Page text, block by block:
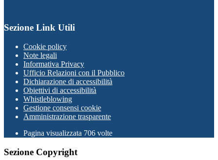
Sezione Link Utili
Cookie policy
Note legali
Informativa Privacy
Ufficio Relazioni con il Pubblico
Dichiarazione di accessibilità
Obiettivi di accessibilità
Whistleblowing
Gestione consensi cookie
Amministrazione trasparente
Pagina visualizzata 706 volte
Sezione Copyright